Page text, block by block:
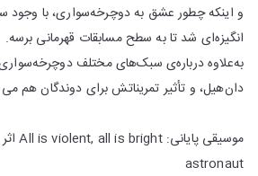
و اینکه چطور عشق به دوچرخه‌سواری، با
انگیزه‌ای شد تا به سطح مسابقات قهرمانی برسه.
به‌علاوه درباره‌ی سبک‌های مختلف
دان‌هیل، و تأثیر تمریناتش برای دوندگان هم
astronaut